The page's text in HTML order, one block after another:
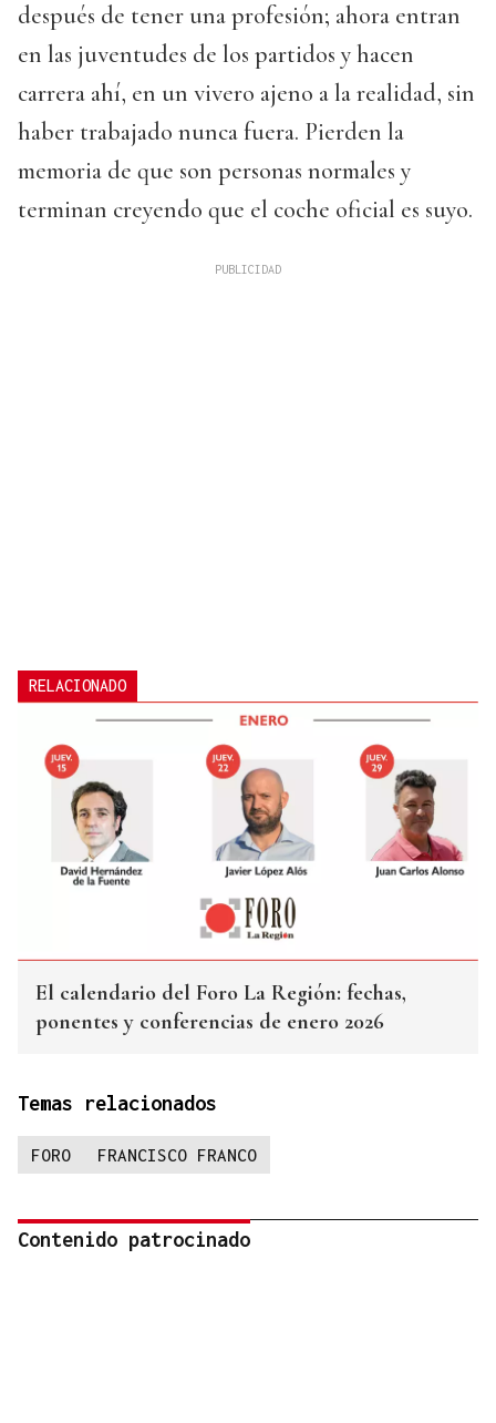
después de tener una profesión; ahora entran
en las juventudes de los partidos y hacen
carrera ahí, en un vivero ajeno a la realidad, sin
haber trabajado nunca fuera. Pierden la
memoria de que son personas normales y
terminan creyendo que el coche oficial es suyo.
RELACIONADO
El calendario del Foro La Región: fechas,
ponentes y conferencias de enero 2026
Temas relacionados
FORO FRANCISCO FRANCO
Contenido patrocinado